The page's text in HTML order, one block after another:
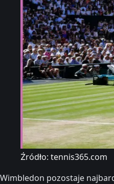
Źródło: tennis365.com
Wimbledon pozostaje